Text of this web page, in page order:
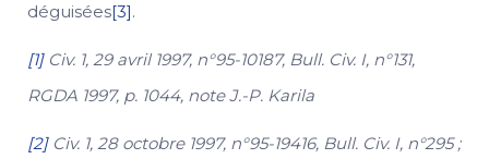
déguisées[3].
[1]Civ. 1, 29 avril 1997, n°95-10187, Bull. Civ. I, n°131,
RGDA 1997, p. 1044, note J.-P. Karila
[2]Civ. 1, 28 octobre 1997, n°95-19416, Bull. Civ. I, n°295 ;